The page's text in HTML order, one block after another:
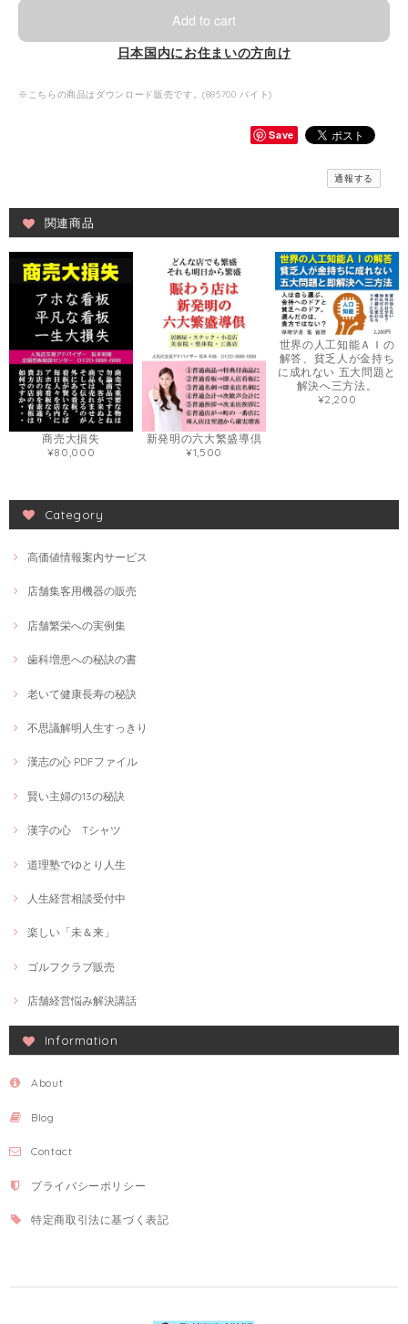
Add to cart
日本国内にお住まいの方向け
※こちらの商品はダウンロード販売です。(885700 バイト)
Save
通報する
関連商品
商売大損失
¥80,000
新発明の六大繁盛導倶
¥1,500
世界の人工知能ＡＩの
解答、貧乏人が金持ち
に成れない 五大問題と
解決へ三方法。
¥2,200
Category
高価値情報案内サービス
店舗集客用機器の販売
店舗繁栄への実例集
歯科増患への秘訣の書
老いて健康長寿の秘訣
不思議解明人生すっきり
漢志の心 PDFファイル
賢い主婦の13の秘訣
漢字の心 Tシャツ
道理塾でゆとり人生
人生経営相談受付中
楽しい「未＆来」
ゴルフクラブ販売
店舗経営悩み解決講話
Information
About
Blog
Contact
プライバシーポリシー
特定商取引法に基づく表記